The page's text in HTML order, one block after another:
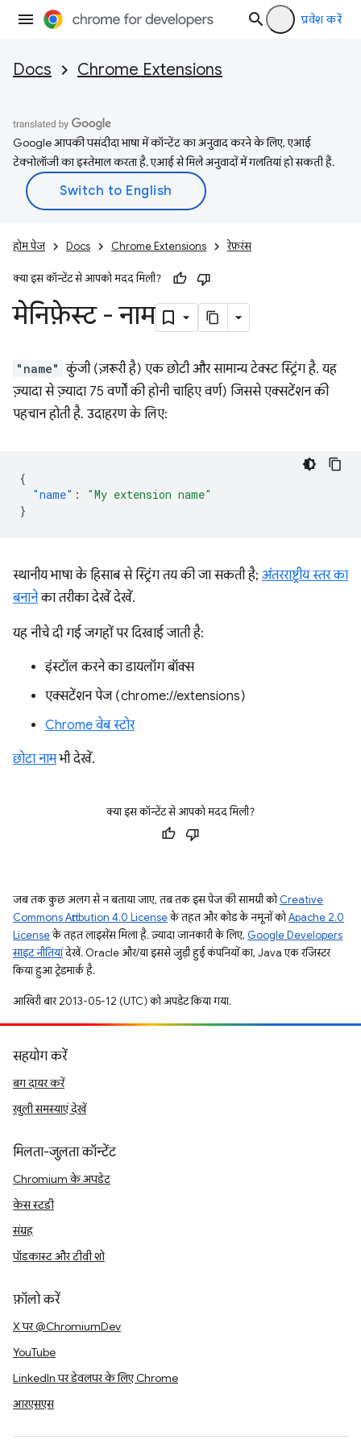
प्रवेश करें
Docs Chrome Extensions
Google आपकी पसंदीदा भाषा में कॉन्टेंट का अनुवाद करने के लिए, एआई
टेक्नोलॉजी का इस्तेमाल करता है. एआई से मिले अनुवादों में गलतियां हो सकती हैं.
होम पेज Docs Chrome Extensions रेफ़रंस
क्या इस कॉन्टेंट से आपको मदद मिली?
मेनिफ़ेस्ट - नाम
"name" कुंजी (ज़रूरी है) एक छोटी और सामान्य टेक्स्ट स्ट्रिंग है. यह
ज़्यादा से ज़्यादा 75 वर्णों की होनी चाहिए वर्ण) जिससे एक्सटेंशन की
पहचान होती है. उदाहरण के लिए:
{
"name" :
"My extension name"
}
स्थानीय भाषा के हिसाब से स्ट्रिंग तय की जा सकती है; अंतरराष्ट्रीय स्तर का
बनानेका तरीका देखें देखें.
यह नीचे दी गई जगहों पर दिखाई जाती है:
इंस्टॉल करने का डायलॉग बॉक्स
एक्सटेंशन पेज (chrome://extensions)
Chrome वेब स्टोर
छोटा नामभी देखें.
क्या इस कॉन्टेंट से आपको मदद मिली?
जब तक कुछ अलग से न बताया जाए, तब तक इस पेज की सामग्री कोCreative
Commons Attribution 4.0 Licenseके तहत और कोड के नमूनों कोApache 2.0
Licenseके तहत लाइसेंस मिला है. ज़्यादा जानकारी के लिए, Google Developers
साइट नीतियांदेखें. Oracle और/या इससे जुड़ी हुई कंपनियों का, Java एक रजिस्टर
किया हुआ ट्रेडमार्क है.
आखिरी बार 2013-05-12 (UTC) को अपडेट किया गया.
सहयोग करें
बग दायर करें
खुली समस्याएं देखें
मिलता-जुलता कॉन्टेंट
Chromium के अपडेट
केस स्टडी
संग्रह
पॉडकास्ट और टीवी शो
फ़ॉलो करें
X पर @ChromiumDev
YouTube
LinkedIn पर डेवलपर के लिए Chrome
आरएसएस